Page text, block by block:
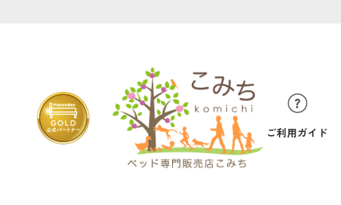
ご利用ガイド